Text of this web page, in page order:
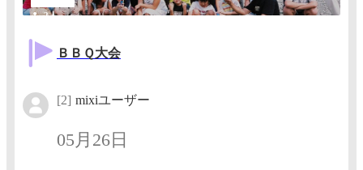
2人
ＢＢＱ大会
[2] mixiユーザー
05月26日